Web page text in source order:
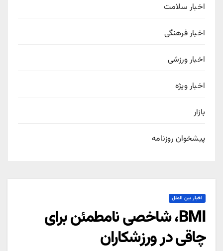
اخبار سلامت
اخبار فرهنگی
اخبار ورزشی
اخبار ویژه
بازار
پیشخوان روزنامه
اخبار بین الملل
BMI، شاخصی نامطمئن برای
چاقی در ورزشکاران